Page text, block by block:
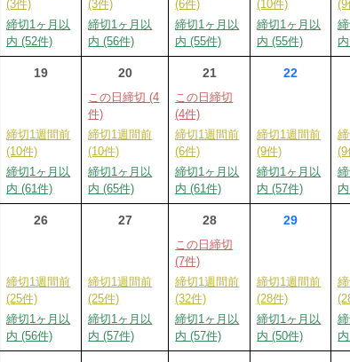
(3件)
締切1ヶ月以
内 (52件)
(3件)
締切1ヶ月以
内 (56件)
(6件)
締切1ヶ月以
内 (55件)
(10件)
締切1ヶ月以
内 (55件)
(9
19
締切1週間前
(10件)
締切1ヶ月以
内 (61件)
20
この日締切 (4
件)
締切1週間前
(10件)
締切1ヶ月以
内 (65件)
21
この日締切
(4件)
締切1週間前
(6件)
締切1ヶ月以
内 (61件)
22
締切1週間前
(9件)
締切1ヶ月以
内 (57件)
(9
26
締切1週間前
(25件)
締切1ヶ月以
内 (56件)
27
締切1週間前
(25件)
締切1ヶ月以
内 (57件)
28
この日締切
(7件)
締切1週間前
(32件)
締切1ヶ月以
内 (57件)
29
締切1週間前
(28件)
締切1ヶ月以
内 (50件)